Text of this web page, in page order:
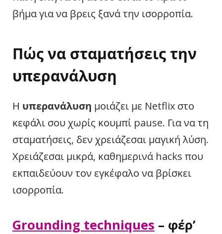
βήμα για να βρεις ξανά την ισορροπία.
Πώς να σταματήσεις την
υπερανάλυση
Η υπερανάλυση μοιάζει με Netflix στο
κεφάλι σου χωρίς κουμπί pause. Για να τη
σταματήσεις, δεν χρειάζεσαι μαγική λύση.
Χρειάζεσαι μικρά, καθημερινά hacks που
εκπαιδεύουν τον εγκέφαλο να βρίσκει
ισορροπία.
Grounding techniques – φέρ’